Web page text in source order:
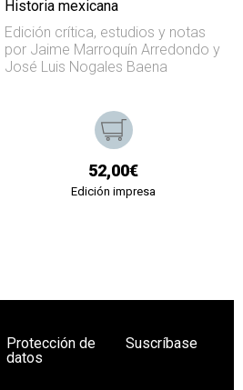
Historia mexicana
Edición crítica, estudios y notas
por Jaime Marroquín Arredondo y
José Luis Nogales Baena
52,00€
Edición impresa
Protección de
datos
Suscríbase